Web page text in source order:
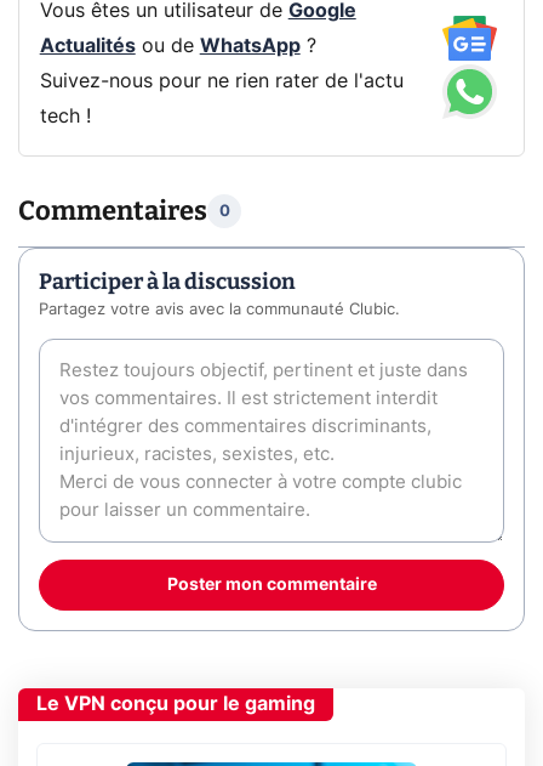
Vous êtes un utilisateur de Google
Actualitésou de WhatsApp?
Suivez-nous pour ne rien rater de l'actu
tech !
Commentaires 0
Participer à la discussion
Partagez votre avis avec la communauté Clubic.
Poster mon commentaire
Le VPN conçu pour le gaming